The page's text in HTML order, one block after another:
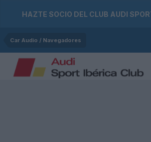
HAZTE SOCIO DEL CLUB AUDI
Car Audio / Navegadores